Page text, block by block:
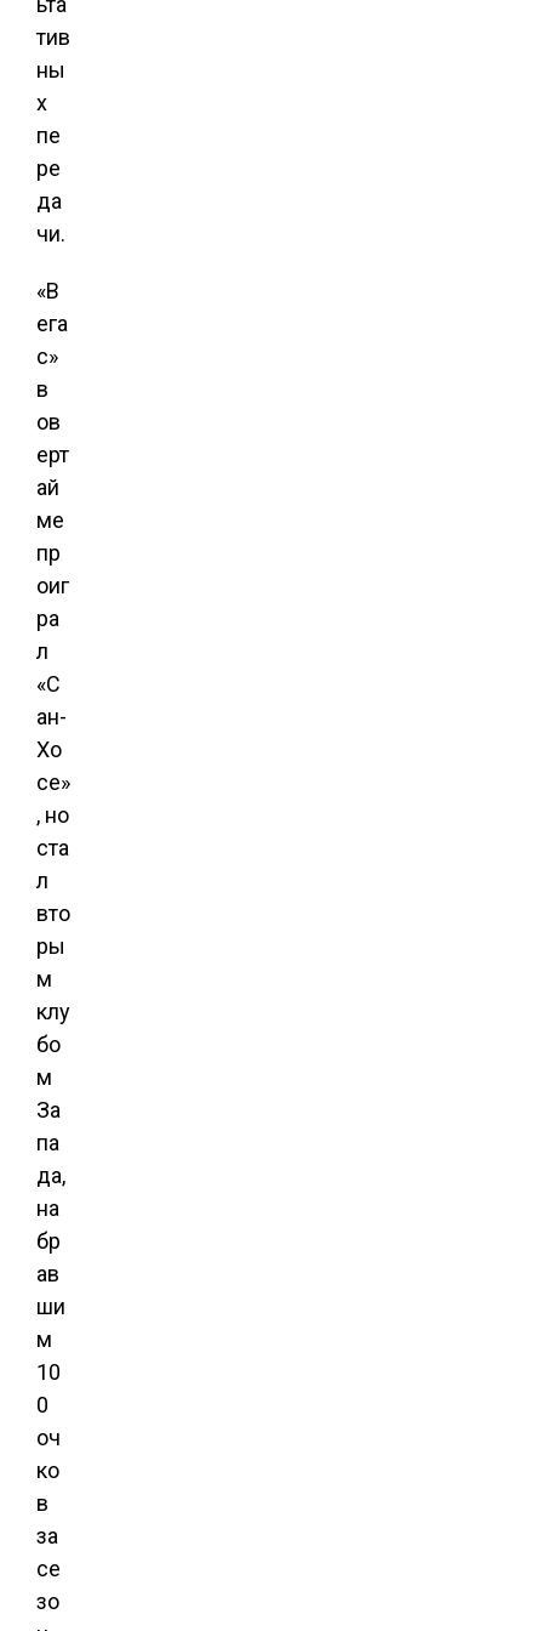
тив
ны
х
пе
ре
да
чи.
«В
ега
с»
в
ов
ерт
ай
ме
пр
оиг
ра
л
«С
ан-
Хо
се»
, но
ста
л
вто
ры
м
клу
бо
м
За
па
да,
на
бр
ав
ши
м
10
0
оч
ко
в
за
се
зо